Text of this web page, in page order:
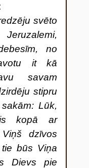
svēto
no
it kā
savam
stipru
Lūk,
kopā ar
dzīvos
būs Viņa
Dievs pie